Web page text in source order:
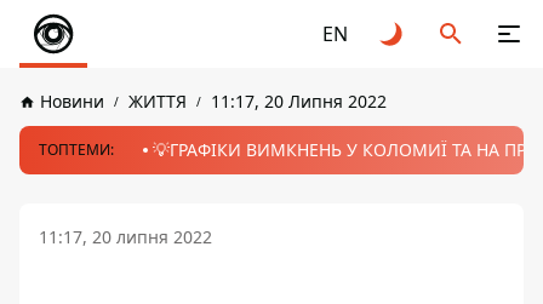
EN
Новини ЖИТТЯ 11:17, 20 Липня 2022
ТОПТЕМИ: 💡ГРАФІКИ ВИМКНЕНЬ У КОЛОМИЇ ТА НА
11:17, 20 липня 2022